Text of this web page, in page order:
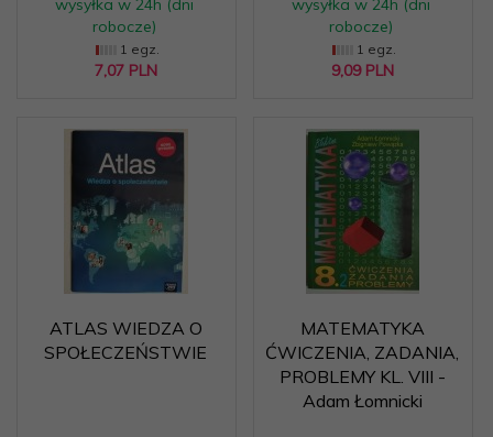
wysyłka w 24h (dni
robocze)
1 egz.
7,07 PLN
wysyłka w 24h (dni
robocze)
1 egz.
9,09 PLN
ATLAS WIEDZA O
SPOŁECZEŃSTWIE
MATEMATYKA
ĆWICZENIA, ZADANIA,
PROBLEMY KL. VIII -
Adam Łomnicki